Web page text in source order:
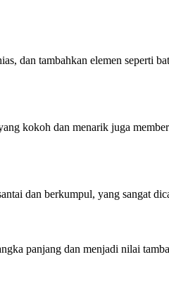
dan tambahkan elemen seperti
kokoh dan menarik juga
dan berkumpul, yang sangat
panjang dan menjadi nilai